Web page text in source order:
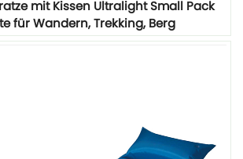
mit Kissen Ultralight Small Pack
für Wandern, Trekking, Berg